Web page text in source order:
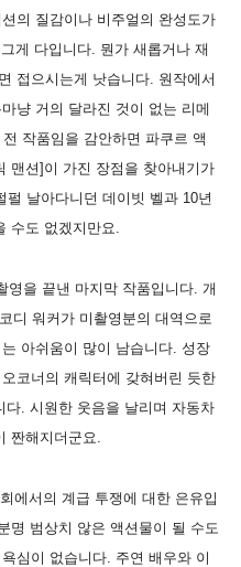
의 질감이나 비주얼의 완성도가
게 다입니다. 뭔가 새롭거나 재
접으시는게 낫습니다. 원작에서
냥 거의 달라진 것이 없는 리메
작품임을 감안하면 파쿠르 액
맨션]이 가진 장점을 찾아내기가
날아다니던 데이빗 벨과 10년
수도 없겠지만요.
영을 끝낸 마지막 작품입니다. 개
디 워커가 미촬영분의 대역으로
아쉬움이 많이 남습니다. 성장
코너의 캐릭터에 갖혀버린 듯한
다. 시원한 웃음을 날리며 자동차
짠해지더군요.
에서의 계급 투쟁에 대한 은유입
명 범상치 않은 액션물이 될 수도
심이 없습니다. 주연 배우와 이